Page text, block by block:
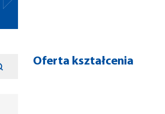
Oferta kształcenia